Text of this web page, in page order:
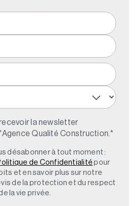
la newsletter
Qualité Construction. *
désabonner à tout moment :
de Confidentialité pour
et en savoir plus sur notre
de la protection et du respect
la vie privée.